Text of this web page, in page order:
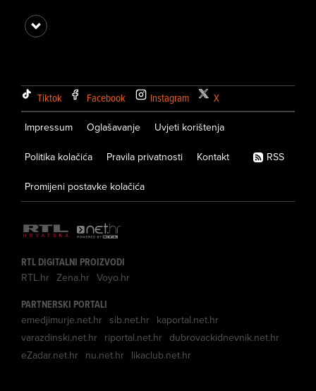
Tiktok Facebook Instagram X
Impressum Oglašavanje Uvjeti korištenja
Politika kolačića Pravila privatnosti Kontakt
Promijeni postavke kolačića
RSS
RTL DIGITALNI PROIZVODI
RTL.hr Zena.hr Voyo.hr
PARTNERSKI PORTALI
emedjimurje.net.hr sib.net.hr kaportal.net.hr
varazdinski.net.hr riportal.net.hr dubrovackidnevnik.net.hr
eZadar.net.hr nu.net.hr likaclub.net.hr